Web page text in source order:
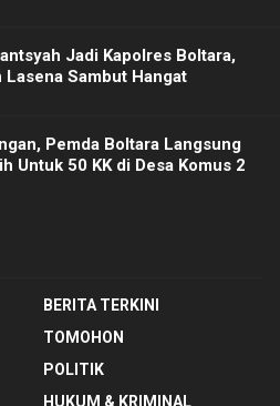
Jadi Kapolres Boltara,
Lasena Sambut Hangat
Pemda Boltara Langsung
Untuk 50 KK di Desa Komus 2
BERITA TERKINI
TOMOHON
POLITIK
HUKUM & KRIMINAL